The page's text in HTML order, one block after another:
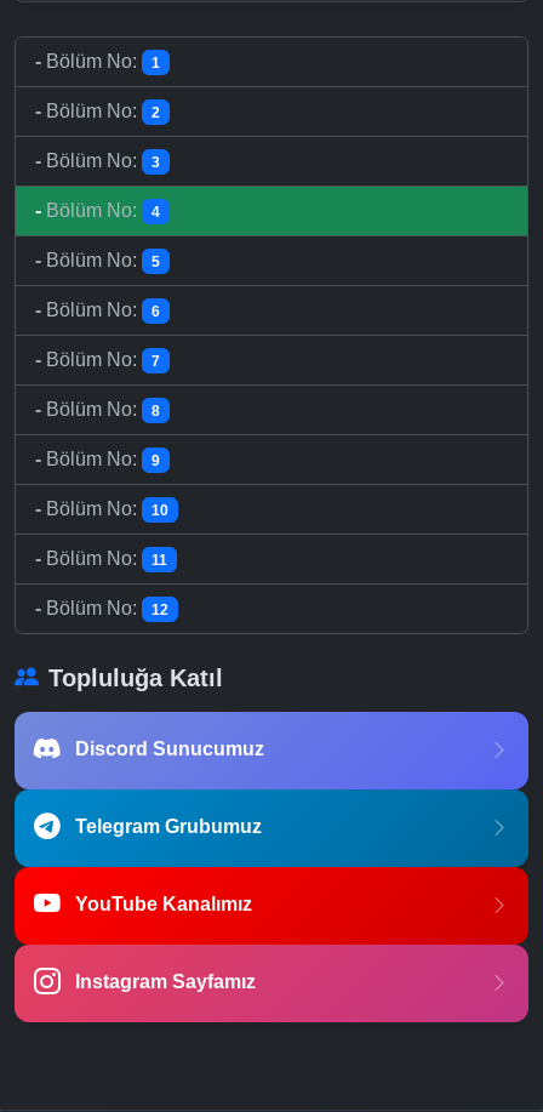
- Bölüm No: 1
- Bölüm No: 2
- Bölüm No: 3
- Bölüm No: 4
- Bölüm No: 5
- Bölüm No: 6
- Bölüm No: 7
- Bölüm No: 8
- Bölüm No: 9
- Bölüm No: 10
- Bölüm No: 11
- Bölüm No: 12
Topluluğa Katıl
Discord Sunucumuz
Telegram Grubumuz
YouTube Kanalımız
Instagram Sayfamız